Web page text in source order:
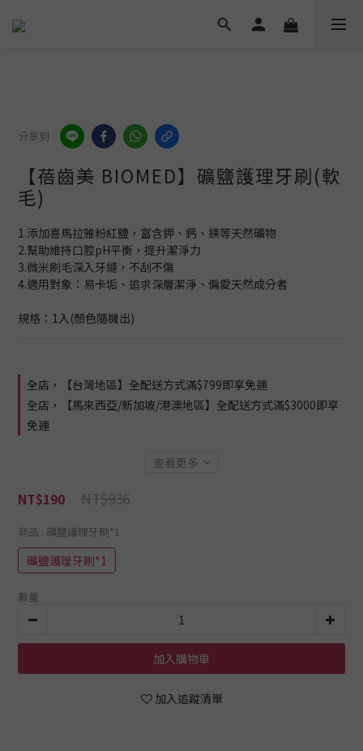
分享到
【蓓齒美 BIOMED】礦鹽護理牙刷(軟
毛)
1.添加喜馬拉雅粉紅鹽，富含鉀、鈣、鎂等天然礦物
2.幫助維持口腔pH平衡，提升潔淨力
3.微米刷毛深入牙縫，不刮不傷
4.適用對象：易卡垢、追求深層潔淨、偏愛天然成分者
規格：1入(顏色隨機出)
全店，【台灣地區】全配送方式滿$799即享免運
全店，【馬來西亞/新加坡/港澳地區】全配送方式滿$3000即享
免運
查看更多
NT$190 NT$936
商品 : 礦鹽護理牙刷*1
礦鹽護理牙刷*1
數量
加入購物車
加入追蹤清單